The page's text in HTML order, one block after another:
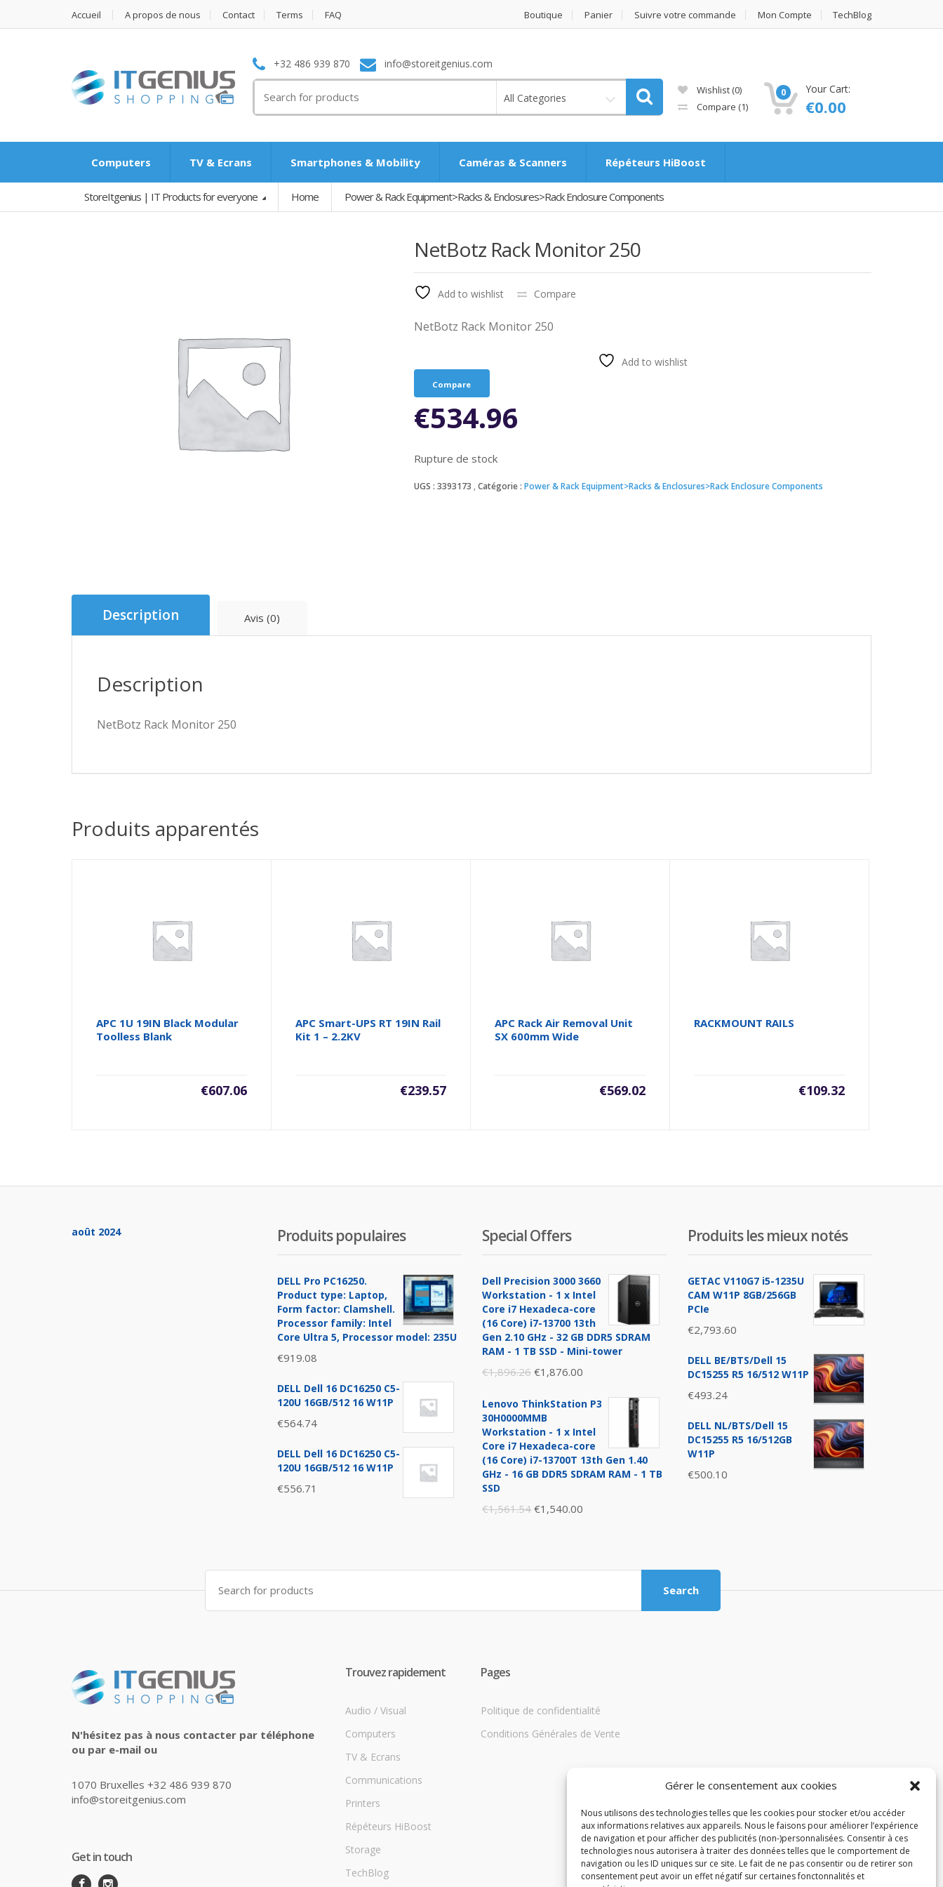
Gérer le consentement aux cookies
Nous utilisons des technologies telles que les cookies pour stocker et/ou accéder
aux informations relatives aux appareils. Nous le faisons pour améliorer l’expérience
de navigation et pour afficher des publicités (non-)personnalisées. Consentir à ces
technologies nous autorisera à traiter des données telles que le comportement de
navigation ou les ID uniques sur ce site. Le fait de ne pas consentir ou de retirer son
consentement peut avoir un effet négatif sur certaines fonctonnalités et
Accueil A propos de nous Contact Terms FAQ Boutique Panier Suivre votre commande Mon Compte TechBlog
+32 486 939 870 info@storeitgenius.com
for:
All Categories
Wishlist (0)
Compare (1)
0 Your Cart:
€0.00
Computers TV & Ecrans Smartphones & Mobility Caméras & Scanners Répéteurs HiBoost
StoreItgenius | IT Products for everyone Home Power & Rack Equipment>Racks & Enclosures>Rack Enclosure Components
NetBotz Rack Monitor 250
Add to wishlist Compare
NetBotz Rack Monitor 250
Add to wishlist
Compare
€534.96
Rupture de stock
UGS : 3393173 Catégorie : Power & Rack Equipment>Racks & Enclosures>Rack Enclosure Components
Description Avis (0)
Description
NetBotz Rack Monitor 250
Produits apparentés
APC 1U 19IN Black Modular
Toolless Blank
€607.06
APC Smart-UPS RT 19IN Rail
Kit 1 – 2.2KV
€239.57
APC Rack Air Removal Unit
SX 600mm Wide
€569.02
RACKMOUNT RAILS
€109.32
août 2024 Produits populaires
DELL Pro PC16250.
Product type: Laptop,
Form factor: Clamshell.
Processor family: Intel
Core Ultra 5, Processor model: 235U
€919.08
DELL Dell 16 DC16250 C5-
120U 16GB/512 16 W11P
€564.74
DELL Dell 16 DC16250 C5-
120U 16GB/512 16 W11P
€556.71
Special Offers
Dell Precision 3000 3660
Workstation - 1 x Intel
Core i7 Hexadeca-core
(16 Core) i7-13700 13th
Gen 2.10 GHz - 32 GB DDR5 SDRAM
RAM - 1 TB SSD - Mini-tower
€1,896.26 Original
was:
€1,896.26.
€1,876.00
is:
€1,876.00.
Lenovo ThinkStation P3
30H0000MMB
Workstation - 1 x Intel
Core i7 Hexadeca-core
(16 Core) i7-13700T 13th Gen 1.40
GHz - 16 GB DDR5 SDRAM RAM - 1 TB
SSD
€1,561.54 Original
€1,561.54.
€1,540.00
€1,540.00.
Produits les mieux notés
GETAC V110G7 i5-1235U
CAM W11P 8GB/256GB
PCIe
€2,793.60
DELL BE/BTS/Dell 15
DC15255 R5 16/512 W11P
€493.24
DELL NL/BTS/Dell 15
DC15255 R5 16/512GB
W11P
€500.10
Search
for:
Search
N'hésitez pas à nous contacter par téléphone
ou par e-mail ou
1070 Bruxelles +32 486 939 870
info@storeitgenius.com
Get in touch
Trouvez rapidement
Audio / Visual
Computers
TV & Ecrans
Communications
Printers
Répéteurs HiBoost
Storage
TechBlog
Pages
Politique de confidentialité
Conditions Générales de Vente